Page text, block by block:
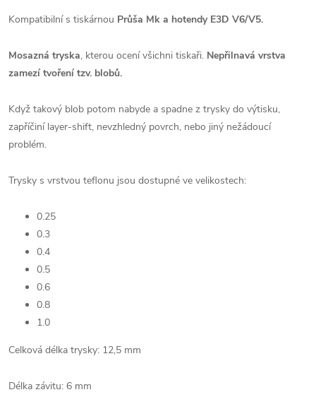
Kompatibilní s tiskárnou Průša Mk a hotendy E3D V6/V5.
Mosazná tryska, kterou ocení všichni tiskaři. Nepřilnavá vrstva
zamezí tvoření tzv. blobů.
Když takový blob potom nabyde a spadne z trysky do výtisku,
zapříčiní layer-shift, nevzhledný povrch, nebo jiný nežádoucí
problém.
Trysky s vrstvou teflonu jsou dostupné ve velikostech:
0.25
0.3
0.4
0.5
0.6
0.8
1.0
Celková délka trysky: 12,5 mm
Délka závitu: 6 mm